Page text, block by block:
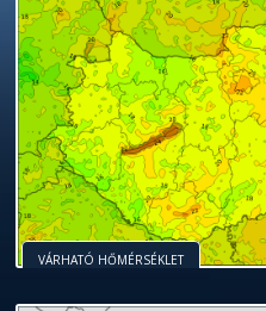
VÁRHATÓ HŐMÉRSÉKLET